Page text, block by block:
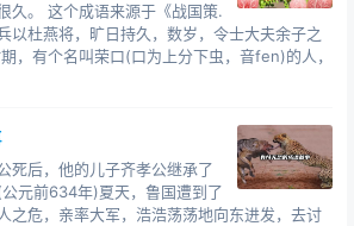
久。 这个成语来源于《战国策.
以杜燕将，旷日持久，数岁，令士大夫余子之
，有个名叫荣口(口为上分下虫，音fen)的人，
死后，他的儿子齐孝公继承了
元前634年)夏天，鲁国遭到了
之危，亲率大军，浩浩荡荡地向东进发，去讨